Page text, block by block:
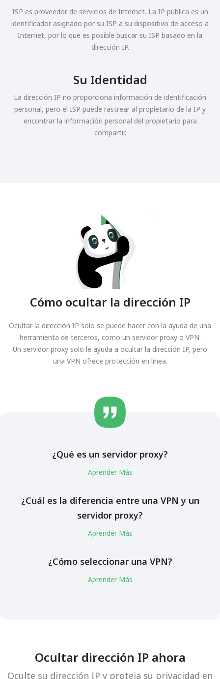
ISP es proveedor de servicios de Internet. La IP pública es un
identificador asignado por su ISP a su dispositivo de acceso a
Internet, por lo que es posible buscar su ISP basado en la
dirección IP.
Su Identidad
La dirección IP no proporciona información de identificación
personal, pero el ISP puede rastrear al propietario de la IP y
encontrar la información personal del propietario para
compartir.
Cómo ocultar la dirección IP
Ocultar la dirección IP solo se puede hacer con la ayuda de una
herramienta de terceros, como un servidor proxy o VPN.
Un servidor proxy solo le ayuda a ocultar la dirección IP, pero
una VPN ofrece protección en línea.
¿Qué es un servidor proxy?
Aprender Más
¿Cuál es la diferencia entre una VPN y un
servidor proxy?
Aprender Más
¿Cómo seleccionar una VPN?
Aprender Más
Ocultar dirección IP ahora
Oculte su dirección IP y proteja su privacidad en